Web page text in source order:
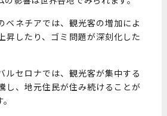
ベネチアでは、観光客の増加によ
昇したり、ゴミ問題が深刻化した
ルセロナでは、観光客が集中する
し、地元住民が住み続けることが